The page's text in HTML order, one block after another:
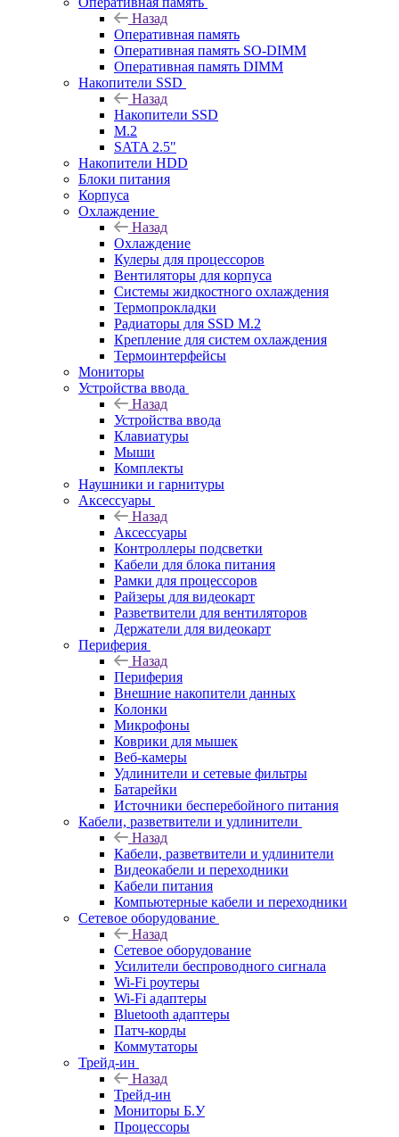
Назад
Оперативная память
Оперативная память SO-DIMM
Оперативная память DIMM
Накопители SSD
Назад
Накопители SSD
M.2
SATA 2.5"
Накопители HDD
Блоки питания
Корпуса
Охлаждение
Назад
Охлаждение
Кулеры для процессоров
Вентиляторы для корпуса
Системы жидкостного охлаждения
Термопрокладки
Радиаторы для SSD M.2
Крепление для систем охлаждения
Термоинтерфейсы
Мониторы
Устройства ввода
Назад
Устройства ввода
Клавиатуры
Мыши
Комплекты
Наушники и гарнитуры
Аксессуары
Назад
Аксессуары
Контроллеры подсветки
Кабели для блока питания
Рамки для процессоров
Райзеры для видеокарт
Разветвители для вентиляторов
Держатели для видеокарт
Периферия
Назад
Периферия
Внешние накопители данных
Колонки
Микрофоны
Коврики для мышек
Веб-камеры
Удлинители и сетевые фильтры
Батарейки
Источники бесперебойного питания
Кабели, разветвители и удлинители
Назад
Кабели, разветвители и удлинители
Видеокабели и переходники
Кабели питания
Компьютерные кабели и переходники
Сетевое оборудование
Назад
Сетевое оборудование
Усилители беспроводного сигнала
Wi-Fi роутеры
Wi-Fi адаптеры
Bluetooth адаптеры
Патч-корды
Коммутаторы
Трейд-ин
Назад
Трейд-ин
Мониторы Б.У
Процессоры